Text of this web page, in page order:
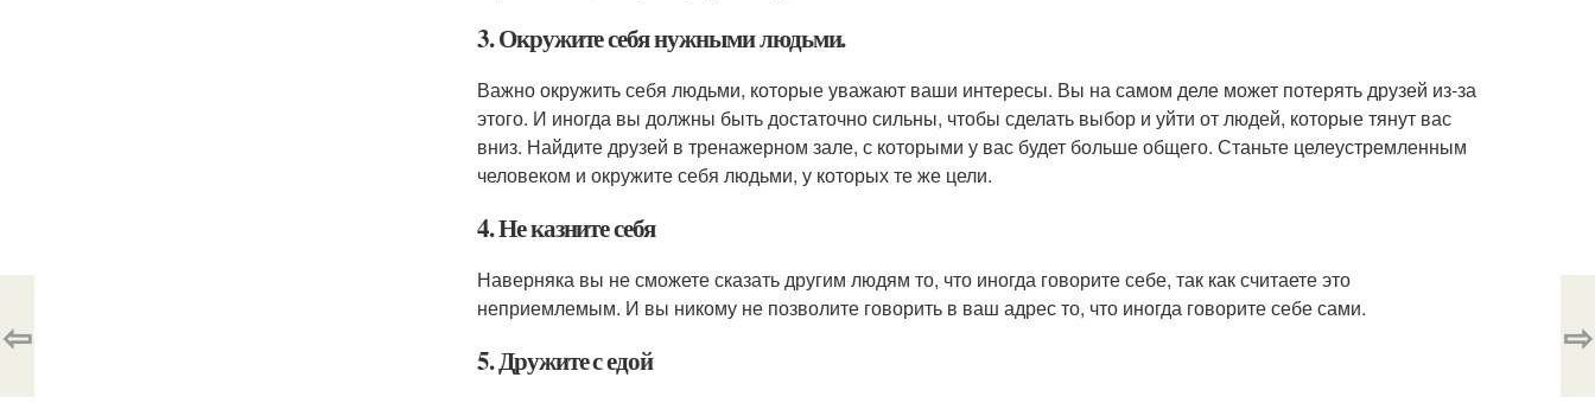
3. Окружите себя нужными людьми.
Важно окружить себя людьми, которые уважают ваши интересы. Вы на самом деле может потерять друзей из-за
этого. И иногда вы должны быть достаточно сильны, чтобы сделать выбор и уйти от людей, которые тянут вас
вниз. Найдите друзей в тренажерном зале, с которыми у вас будет больше общего. Станьте целеустремленным
человеком и окружите себя людьми, у которых те же цели.
4. Не казните себя
Наверняка вы не сможете сказать другим людям то, что иногда говорите себе, так как считаете это
неприемлемым. И вы никому не позволите говорить в ваш адрес то, что иногда говорите себе сами.
5. Дружите с едой
⇦ ⇨